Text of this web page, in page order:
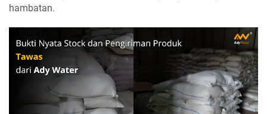
hambatan.